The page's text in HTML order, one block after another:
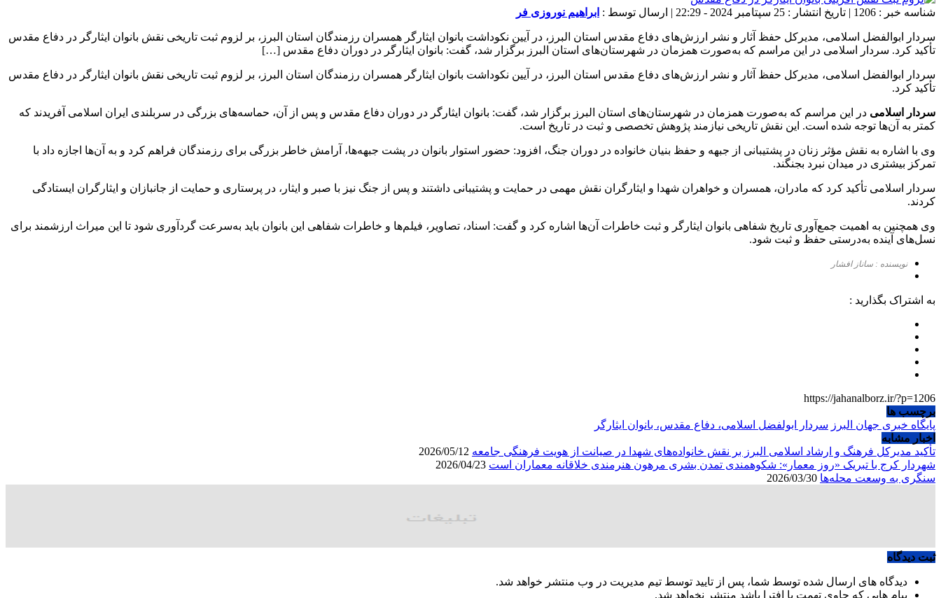
شناسه خبر : 1206 | تاریخ انتشار : 25 سپتامبر 2024 - 22:29 | ارسال توسط : ابراهیم نوروزی فر
سردار ابوالفضل اسلامی، مدیرکل حفظ آثار و نشر ارزش‌های دفاع مقدس استان البرز، در آیین نکوداشت بانوان ایثارگر همسران رزمندگان استان البرز، بر لزوم ثبت تاریخی نقش بانوان ایثارگر در دفاع مقدس
تأکید کرد. سردار اسلامی در این مراسم که به‌صورت همزمان در شهرستان‌های استان البرز برگزار شد، گفت: بانوان ایثارگر در دوران دفاع مقدس […]
سردار ابوالفضل اسلامی، مدیرکل حفظ آثار و نشر ارزش‌های دفاع مقدس استان البرز، در آیین نکوداشت بانوان ایثارگر همسران رزمندگان استان البرز، بر لزوم ثبت تاریخی نقش بانوان ایثارگر در دفاع مقدس
تأکید کرد.
سردار اسلامی در این مراسم که به‌صورت همزمان در شهرستان‌های استان البرز برگزار شد، گفت: بانوان ایثارگر در دوران دفاع مقدس و پس از آن، حماسه‌های بزرگی در سربلندی ایران اسلامی آفریدند که
کمتر به آن‌ها توجه شده است. این نقش تاریخی نیازمند پژوهش تخصصی و ثبت در تاریخ است.
وی با اشاره به نقش مؤثر زنان در پشتیبانی از جبهه و حفظ بنیان خانواده در دوران جنگ، افزود: حضور استوار بانوان در پشت جبهه‌ها، آرامش خاطر بزرگی برای رزمندگان فراهم کرد و به آن‌ها اجازه داد با
تمرکز بیشتری در میدان نبرد بجنگند.
سردار اسلامی تأکید کرد که مادران، همسران و خواهران شهدا و ایثارگران نقش مهمی در حمایت و پشتیبانی داشتند و پس از جنگ نیز با صبر و ایثار، در پرستاری و حمایت از جانبازان و ایثارگران ایستادگی
کردند.
وی همچنین به اهمیت جمع‌آوری تاریخ شفاهی بانوان ایثارگر و ثبت خاطرات آن‌ها اشاره کرد و گفت: اسناد، تصاویر، فیلم‌ها و خاطرات شفاهی این بانوان باید به‌سرعت گردآوری شود تا این میراث ارزشمند برای
نسل‌های آینده به‌درستی حفظ و ثبت شود.
نویسنده : ساناز افشار
به اشتراک بگذارید :
https://jahanalborz.ir/?p=1206
برچسب ها
پایگاه خبری جهان البرز سردار ابولفضل اسلامی، دفاع مقدس، بانوان ایثارگر
اخبار مشابه
تأکید مدیرکل فرهنگ و ارشاد اسلامی البرز بر نقش خانواده‌های شهدا در صیانت از هویت فرهنگی جامعه
شهردار کرج با تبریک «روز معمار»: شکوهمندی تمدن بشری مرهون هنرمندی خلاقانه معماران است
سنگری به وسعت محله‌ها
ثبت دیدگاه
دیدگاه های ارسال شده توسط شما، پس از تایید توسط تیم مدیریت در وب منتشر خواهد شد.
پیام هایی که حاوی تهمت یا افترا باشد منتشر نخواهد شد.